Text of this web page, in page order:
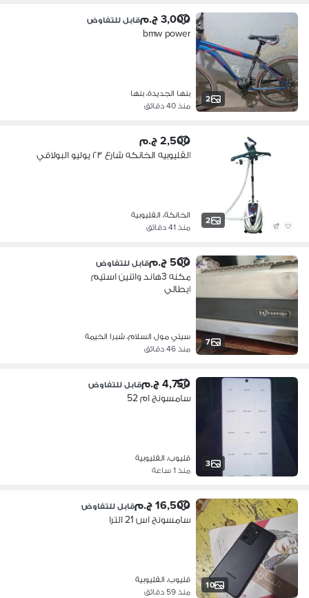
2
3,000 ج.م قابل للتفاوض
bmw power
بنها الجديدة، بنها
منذ 40 دقائق
2
2,500 ج.م
القليوبيه الخانكه شارع ٢٣ يوليو البولاقي
الخانكة، القليوبية
منذ 41 دقائق
7
500 ج.م قابل للتفاوض
مكنه 3هاند واتنين استيم
ايطالي
سيتي مول السلام، شبرا الخيمة
منذ 46 دقائق
3
4,750 ج.م قابل للتفاوض
سامسونج ام 52
قليوب، القليوبية
منذ 1 ساعة
10
16,500 ج.م قابل للتفاوض
سامسونج اس 21 الترا
قليوب، القليوبية
منذ 59 دقائق